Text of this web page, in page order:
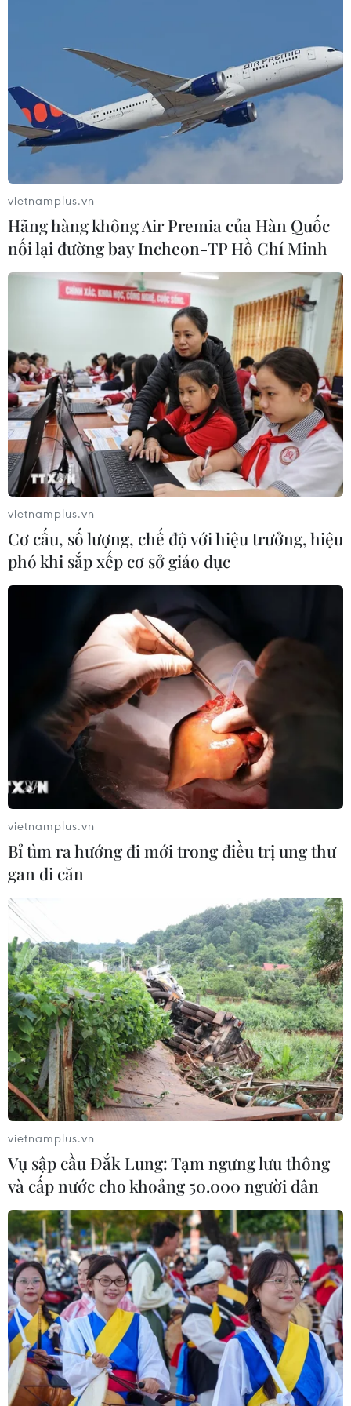
TIN CÙNG CHUYÊN MỤC
vietnamplus.vn
Hãng hàng không Air Premia của Hàn Quốc
nối lại đường bay Incheon-TP Hồ Chí Minh
vietnamplus.vn
Cơ cấu, số lượng, chế độ với hiệu trưởng, hiệu
phó khi sắp xếp cơ sở giáo dục
vietnamplus.vn
Bỉ tìm ra hướng đi mới trong điều trị ung thư
gan di căn
vietnamplus.vn
Vụ sập cầu Đắk Lung: Tạm ngưng lưu thông
và cấp nước cho khoảng 50.000 người dân